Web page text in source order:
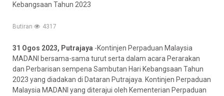
Kebangsaan Tahun 2023
Butiran 4317
31 Ogos 2023, Putrajaya -Kontinjen Perpaduan Malaysia
MADANI bersama-sama turut serta dalam acara Perarakan
dan Perbarisan sempena Sambutan Hari Kebangsaan Tahun
2023 yang diadakan di Dataran Putrajaya. Kontinjen Perpaduan
Malaysia MADANI yang diterajui oleh Kementerian Perpaduan